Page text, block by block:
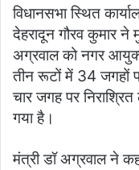
विधानसभा स्थित
देहरादून गौरव कुमार ने
अग्रवाल को नगर
तीन रूटों में 34 जगहों
चार जगह पर
गया है।
मंत्री डॉ अग्रवाल ने